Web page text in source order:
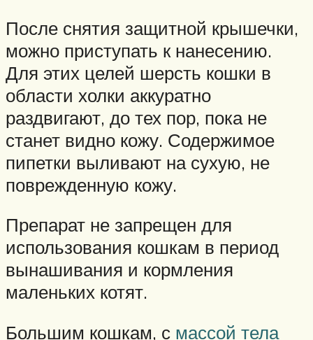
После снятия защитной крышечки,
можно приступать к нанесению.
Для этих целей шерсть кошки в
области холки аккуратно
раздвигают, до тех пор, пока не
станет видно кожу. Содержимое
пипетки выливают на сухую, не
поврежденную кожу.
Препарат не запрещен для
использования кошкам в период
вынашивания и кормления
маленьких котят.
Большим кошкам, с массой тела